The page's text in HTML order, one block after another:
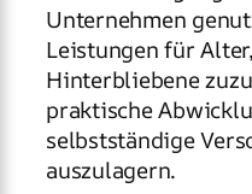
Unternehmen
Leistungen für
Hinterbliebene
praktische
selbstständige
auszulagern.